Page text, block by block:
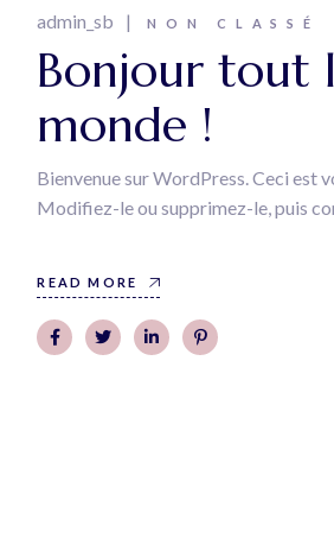
admin_sb NON CLASSÉ
Bonjour tout
monde !
Bienvenue sur WordPress. Ceci est
Modifiez-le ou supprimez-le, puis
READ MORE